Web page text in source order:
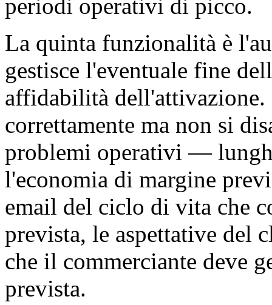
periodi operativi di picco.
La quinta funzionalità è
gestisce l'eventuale fine
affidabilità dell'attivazione.
correttamente ma non si
problemi operativi —
l'economia di margine
email del ciclo di vita che
prevista, le aspettative del
che il commerciante deve
prevista.